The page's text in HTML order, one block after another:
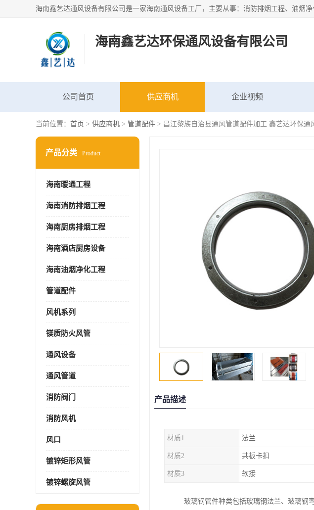
海南鑫艺达环保通风设备有限公司
公司首页 供应商机 企业视频
当前位置： 首页 > 供应商机 > 管道配件 > 昌江黎族自治县通风管道配件加工 鑫艺达环保通
产品分类 Product
海南暖通工程
海南消防排烟工程
海南厨房排烟工程
海南酒店厨房设备
海南油烟净化工程
管道配件
风机系列
镁质防火风管
通风设备
通风管道
消防阀门
消防风机
风口
镀锌矩形风管
镀锌螺旋风管
产品描述
材质1 法兰
材质2 共板卡扣
材质3 软接
玻璃钢管件种类包括玻璃钢法兰、玻璃钢